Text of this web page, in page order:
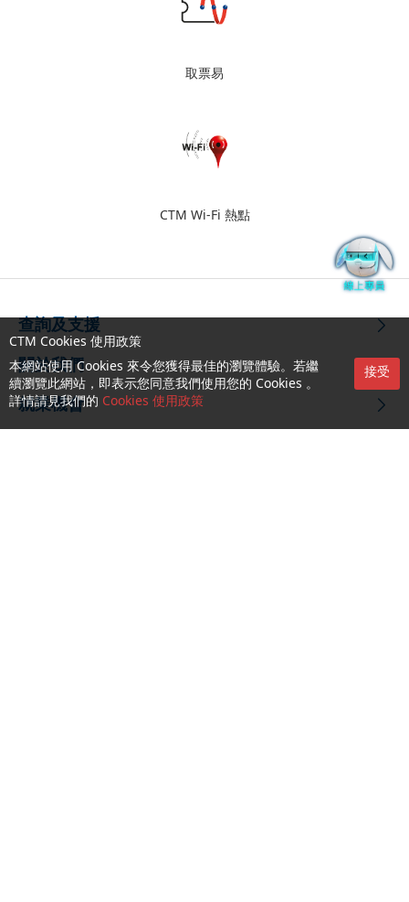
取票易
CTM Wi-Fi 熱點
查詢及支援
關於我們
就業機會
CTM Cookies 使用政策
本網站使用 Cookies 來令您獲得最佳的瀏覽體驗。若繼
續瀏覽此網站，即表示您同意我們使用您的 Cookies 。
詳情請見我們的 Cookies 使用政策
接受